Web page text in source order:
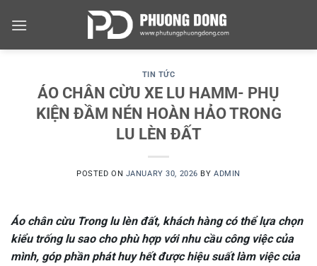
TIN TỨC
ÁO CHÂN CỪU XE LU HAMM- PHỤ
KIỆN ĐẦM NÉN HOÀN HẢO TRONG
LU LÈN ĐẤT
POSTED ON JANUARY 30, 2026 BY ADMIN
Áo chân cừu Trong lu lèn đất, khách hàng có thể lựa chọn
kiểu trống lu sao cho phù hợp với nhu cầu công việc của
mình, góp phần phát huy hết được hiệu suất làm việc của